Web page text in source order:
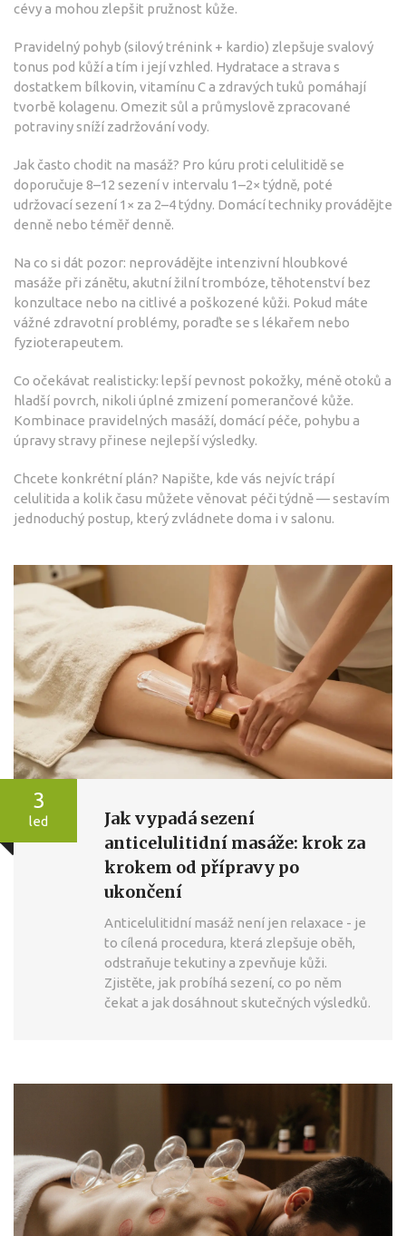
cévy a mohou zlepšit pružnost kůže.
Pravidelný pohyb (silový trénink + kardio) zlepšuje svalový
tonus pod kůží a tím i její vzhled. Hydratace a strava s
dostatkem bílkovin, vitamínu C a zdravých tuků pomáhají
tvorbě kolagenu. Omezit sůl a průmyslově zpracované
potraviny sníží zadržování vody.
Jak často chodit na masáž? Pro kúru proti celulitidě se
doporučuje 8–12 sezení v intervalu 1–2× týdně, poté
udržovací sezení 1× za 2–4 týdny. Domácí techniky provádějte
denně nebo téměř denně.
Na co si dát pozor: neprovádějte intenzivní hloubkové
masáže při zánětu, akutní žilní trombóze, těhotenství bez
konzultace nebo na citlivé a poškozené kůži. Pokud máte
vážné zdravotní problémy, poraďte se s lékařem nebo
fyzioterapeutem.
Co očekávat realisticky: lepší pevnost pokožky, méně otoků a
hladší povrch, nikoli úplné zmizení pomerančové kůže.
Kombinace pravidelných masáží, domácí péče, pohybu a
úpravy stravy přinese nejlepší výsledky.
Chcete konkrétní plán? Napište, kde vás nejvíc trápí
celulitida a kolik času můžete věnovat péči týdně — sestavím
jednoduchý postup, který zvládnete doma i v salonu.
3
led
Jak vypadá sezení
anticelulitidní masáže: krok za
krokem od přípravy po
ukončení
Anticelulitidní masáž není jen relaxace - je
to cílená procedura, která zlepšuje oběh,
odstraňuje tekutiny a zpevňuje kůži.
Zjistěte, jak probíhá sezení, co po něm
čekat a jak dosáhnout skutečných výsledků.